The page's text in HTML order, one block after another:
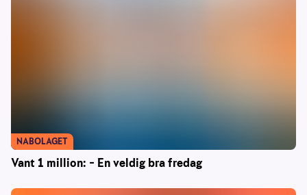
Vant 1 million: – En veldig bra fredag
NABOLAGET